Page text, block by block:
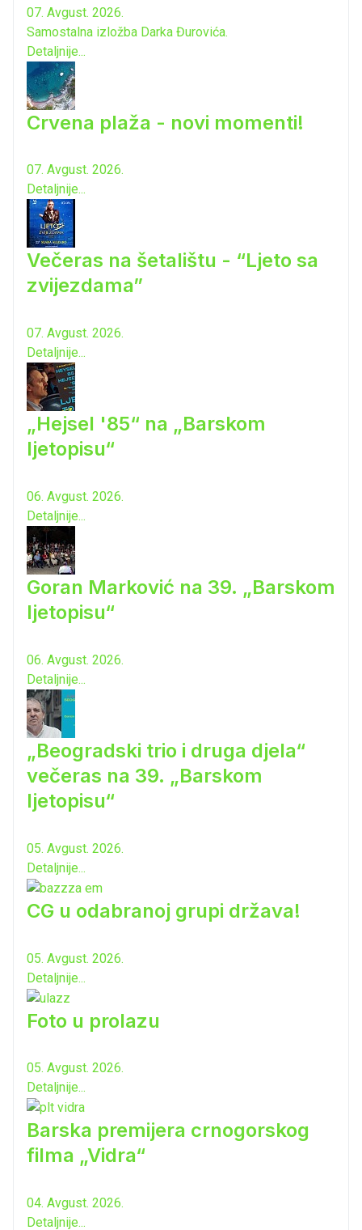
07. Avgust. 2026.
Samostalna izložba Darka Đurovića.
Detaljnije...
Crvena plaža - novi momenti!
07. Avgust. 2026.
Detaljnije...
Večeras na šetalištu - “Ljeto sa
zvijezdama”
07. Avgust. 2026.
Detaljnije...
„Hejsel '85“ na „Barskom
ljetopisu“
06. Avgust. 2026.
Detaljnije...
Goran Marković na 39. „Barskom
ljetopisu“
06. Avgust. 2026.
Detaljnije...
„Beogradski trio i druga djela“
večeras na 39. „Barskom
ljetopisu“
05. Avgust. 2026.
Detaljnije...
CG u odabranoj grupi država!
05. Avgust. 2026.
Detaljnije...
Foto u prolazu
05. Avgust. 2026.
Detaljnije...
Barska premijera crnogorskog
filma „Vidra“
04. Avgust. 2026.
Detaljnije...